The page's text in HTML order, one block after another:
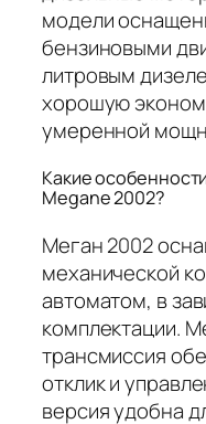
модели
бензиновыми
литровым
хорошую
умеренной
Какие
Megane 2002?
Меган 2002
механической
автоматом, в
комплектации.
трансмиссия
отклик и
версия удобна